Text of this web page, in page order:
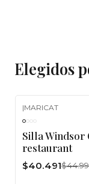
Elegidos
|MARICAT
Silla Windsor
restaurant
$40.491